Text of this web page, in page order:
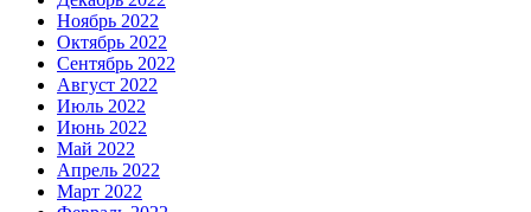
Ноябрь 2022
Октябрь 2022
Сентябрь 2022
Август 2022
Июль 2022
Июнь 2022
Май 2022
Апрель 2022
Март 2022